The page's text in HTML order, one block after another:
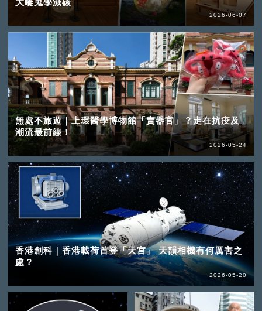
2026-06-07
無處不旅遊｜上環醫學博物館「賣器官」？走在抗疫及
潮流最前線！
2026-05-24
香港創科｜香港載荷首登「天宮」 天韻相機有何厲害之
處？
2026-05-20